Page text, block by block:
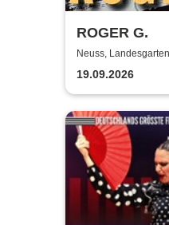
ROGER G.
Neuss,
19.09.2026